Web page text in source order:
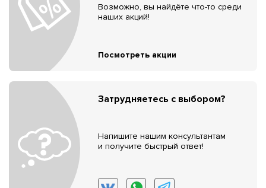
Возможно, вы найдёте что-то среди
наших акций!
Посмотреть акции
Затрудняетесь с выбором?
Напишите нашим консультантам
и получите быстрый ответ!